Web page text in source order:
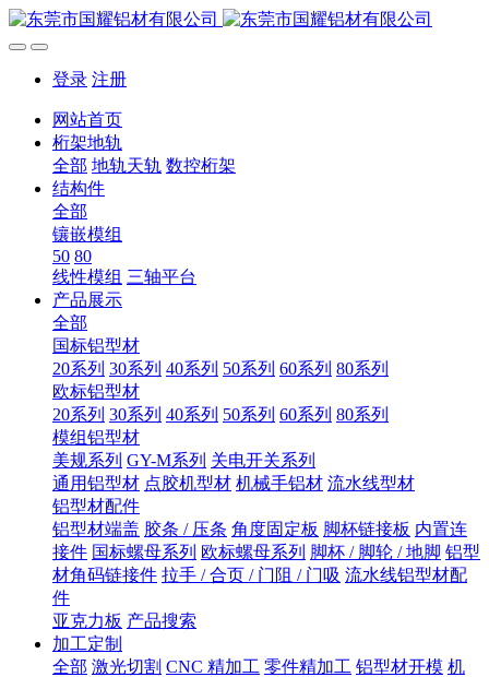
登录 注册
网站首页
桁架地轨
全部 地轨天轨 数控桁架
结构件
全部
镶嵌模组
50 80
线性模组 三轴平台
产品展示
全部
国标铝型材
20系列 30系列 40系列 50系列 60系列 80系列
欧标铝型材
20系列 30系列 40系列 50系列 60系列 80系列
模组铝型材
美规系列 GY-M系列 关电开关系列
通用铝型材 点胶机型材 机械手铝材 流水线型材
铝型材配件
铝型材端盖 胶条 / 压条 角度固定板 脚杯链接板 内置连
接件 国标螺母系列 欧标螺母系列 脚杯 / 脚轮 / 地脚 铝型
材角码链接件 拉手 / 合页 / 门阻 / 门吸 流水线铝型材配
件
亚克力板 产品搜索
加工定制
全部 激光切割 CNC 精加工 零件精加工 铝型材开模 机